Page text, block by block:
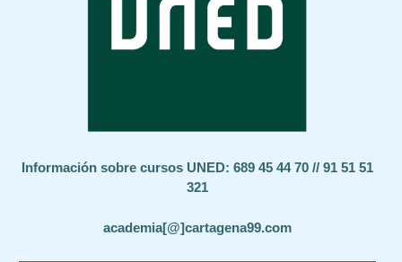
Información sobre cursos UNED: 689 45 44 70 // 91 51 51
321
academia[@]cartagena99.com